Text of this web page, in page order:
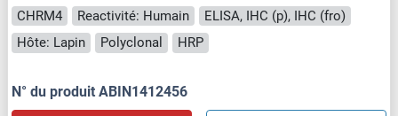
CHRM4 Reactivité: Humain
ELISA, IHC (p), IHC (fro)
Hôte: Lapin
Polyclonal HRP
N° du produit ABIN1412456